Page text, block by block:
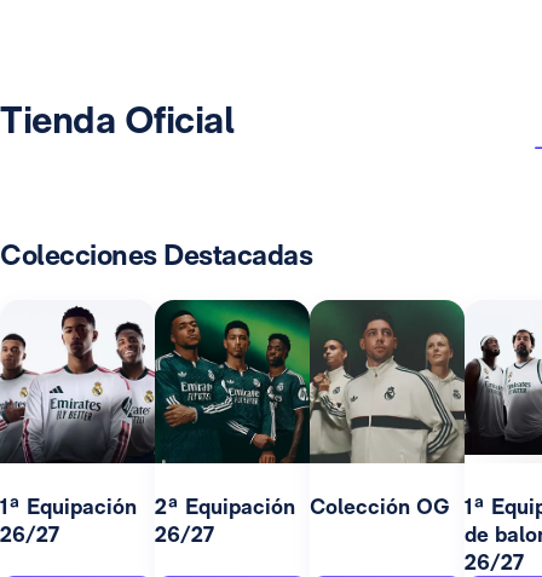
Tienda Oficial
Colecciones Destacadas
1ª Equipación
26/27
2ª Equipación
26/27
Colección OG
1ª
de
26/27